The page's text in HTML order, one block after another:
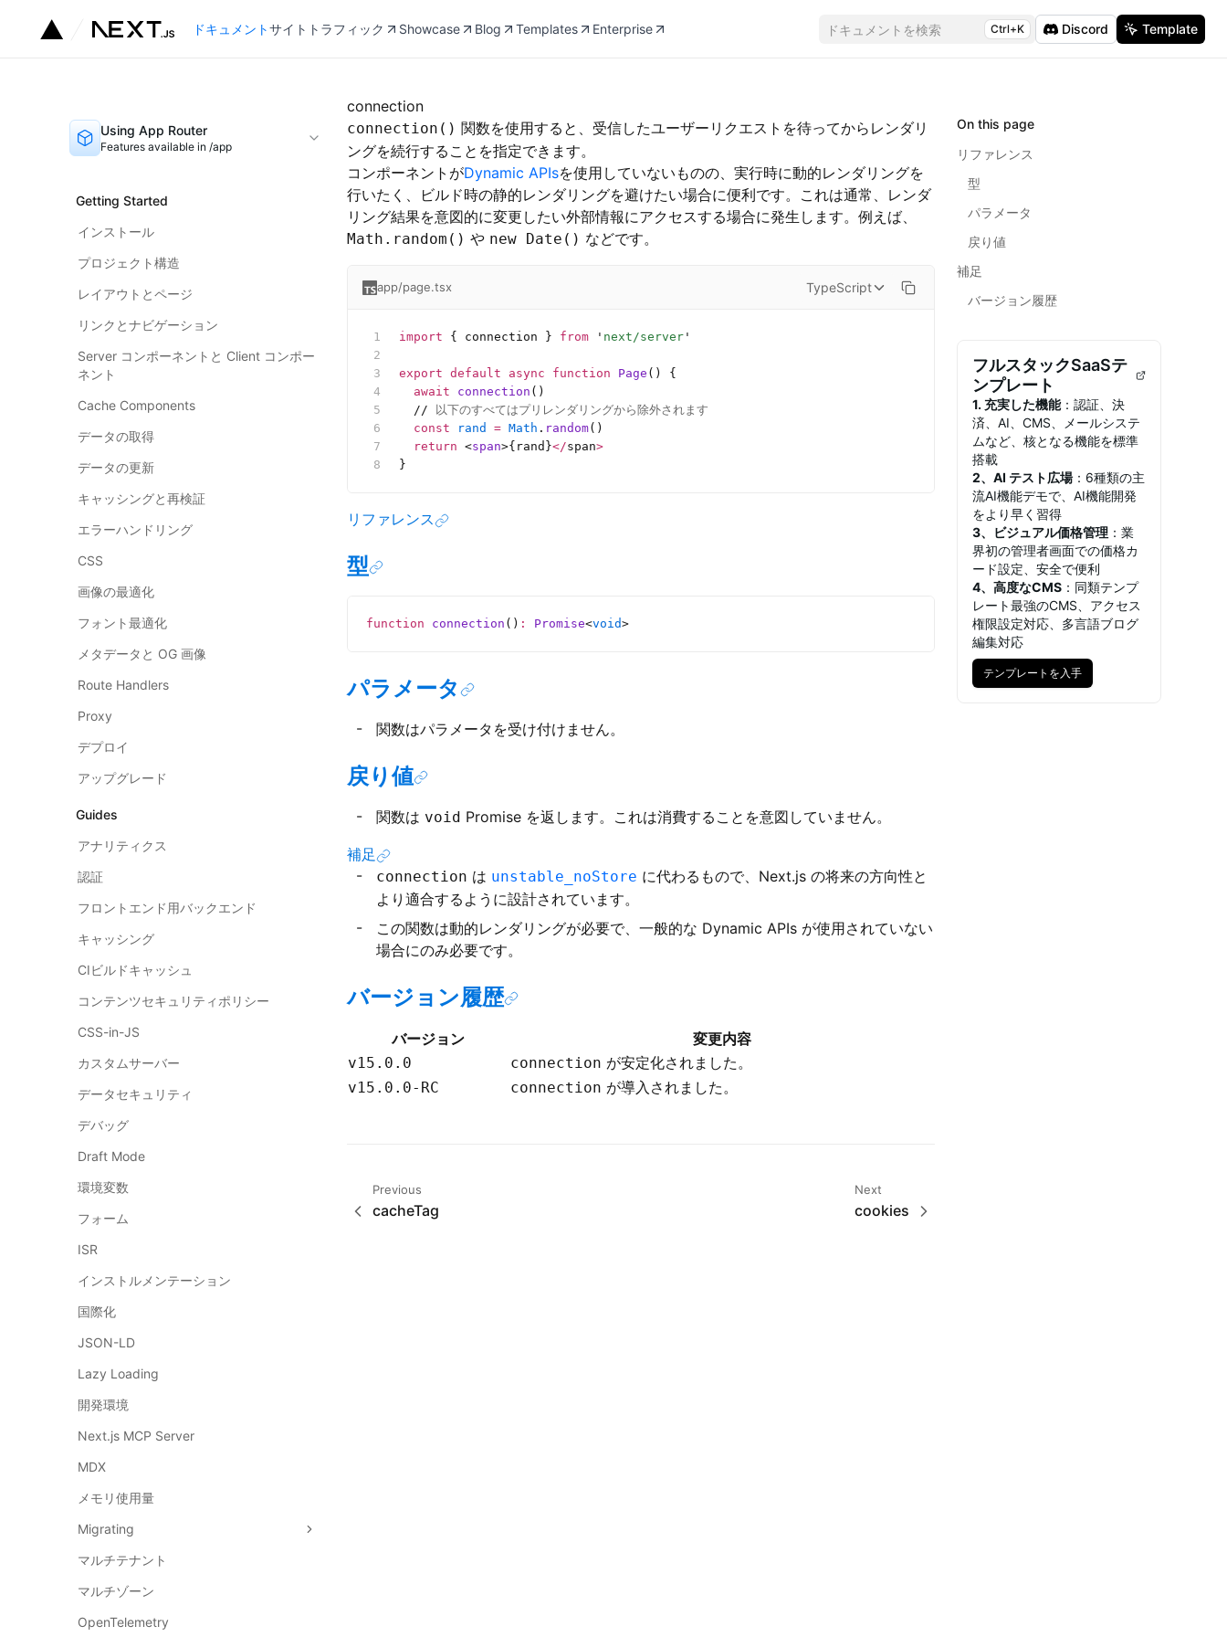
ドキュメントサイトトラフィック Showcase Blog Templates Enterprise ドキュメントを検索 Ctrl+K Discord Template
Using App Router
Features available in /app
Getting Started
インストール
プロジェクト構造
レイアウトとページ
リンクとナビゲーション
Server コンポーネントと Client コンポー
ネント
Cache Components
データの取得
データの更新
キャッシングと再検証
エラーハンドリング
CSS
画像の最適化
フォント最適化
メタデータと OG 画像
Route Handlers
Proxy
デプロイ
アップグレード
Guides
アナリティクス
認証
フロントエンド用バックエンド
キャッシング
CIビルドキャッシュ
コンテンツセキュリティポリシー
CSS-in-JS
カスタムサーバー
データセキュリティ
デバッグ
Draft Mode
環境変数
フォーム
ISR
インストルメンテーション
国際化
JSON-LD
Lazy Loading
開発環境
Next.js MCP Server
MDX
メモリ使用量
Migrating
マルチテナント
マルチゾーン
OpenTelemetry
connection
connection() 関数を使用すると、受信したユーザーリクエストを待ってからレンダリ
ングを続行することを指定できます。
コンポーネントがDynamic APIsを使用していないものの、実行時に動的レンダリングを
行いたく、ビルド時の静的レンダリングを避けたい場合に便利です。これは通常、レンダ
リング結果を意図的に変更したい外部情報にアクセスする場合に発生します。例えば、
Math.random() や new Date() などです。
app/page.tsx TypeScript
import { connection } from ' next/server '
export default async function Page () {
  await
connection ()
  //
以下のすべてはプリレンダリングから除外されます
  const
rand = Math . random()
  return
<span>{rand}</span>
}
リファレンス
型
function connection () : Promise<void>
パラメータ
関数はパラメータを受け付けません。
戻り値
関数は void Promise を返します。これは消費することを意図していません。
補足
connection は unstable_noStore に代わるもので、Next.js の将来の方向性と
より適合するように設計されています。
この関数は動的レンダリングが必要で、一般的な Dynamic APIs が使用されていない
場合にのみ必要です。
バージョン履歴
バージョン 変更内容
v15.0.0 connection が安定化されました。
v15.0.0-RC connection が導入されました。
Previous
cacheTag
Next
cookies
On this page
リファレンス
型
パラメータ
戻り値
補足
バージョン履歴
フルスタックSaaSテ
ンプレート
1. 充実した機能：認証、決
済、AI、CMS、メールシステ
ムなど、核となる機能を標準
搭載
2、AI テスト広場：6種類の主
流AI機能デモで、AI機能開発
をより早く習得
3、ビジュアル価格管理 ：業
界初の管理者画面での価格カ
ード設定、安全で便利
4、高度なCMS ：同類テンプ
レート最強のCMS、アクセス
権限設定対応、多言語ブログ
編集対応
テンプレートを入手テンプレートを入手